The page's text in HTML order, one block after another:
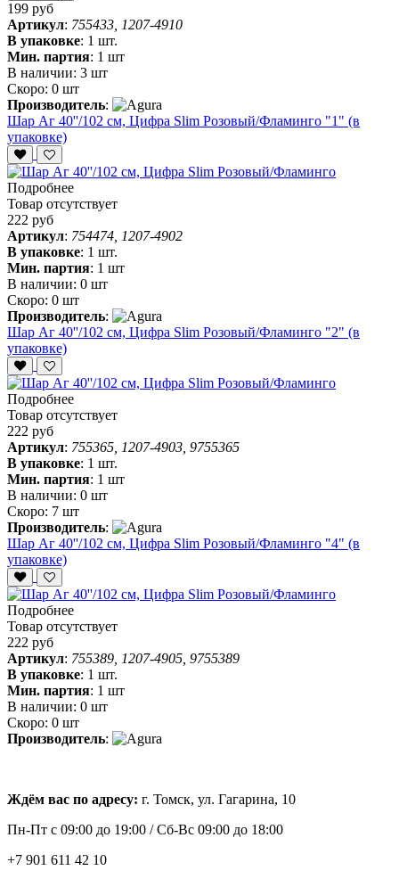
199 руб
Артикул: 755433, 1207-4910
В упаковке: 1 шт.
Мин. партия: 1 шт
В наличии: 3 шт
Скоро: 0 шт
Производитель:
Шар Аг 40''/102 см, Цифра Slim Розовый/Фламинго "1" (в
упаковке)
Подробнее
Товар отсутствует
222 руб
Артикул: 754474, 1207-4902
В упаковке: 1 шт.
Мин. партия: 1 шт
В наличии: 0 шт
Скоро: 0 шт
Производитель:
Шар Аг 40''/102 см, Цифра Slim Розовый/Фламинго "2" (в
упаковке)
Подробнее
Товар отсутствует
222 руб
Артикул: 755365, 1207-4903, 9755365
В упаковке: 1 шт.
Мин. партия: 1 шт
В наличии: 0 шт
Скоро: 7 шт
Производитель:
Шар Аг 40''/102 см, Цифра Slim Розовый/Фламинго "4" (в
упаковке)
Подробнее
Товар отсутствует
222 руб
Артикул: 755389, 1207-4905, 9755389
В упаковке: 1 шт.
Мин. партия: 1 шт
В наличии: 0 шт
Скоро: 0 шт
Производитель:
Ждём вас по адресу: г. Томск, ул. Гагарина, 10
Пн-Пт с 09:00 до 19:00 /Сб-Вс 09:00 до 18:00
+7 901 611 42 10